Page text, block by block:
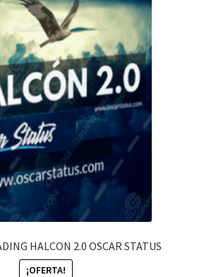
HALCON 2.0 OSCAR STATUS
¡OFERTA!